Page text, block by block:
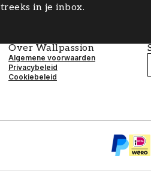
in je inbox.
Over Wallpassion
Algemene voorwaarden
Privacybeleid
Cookiebeleid